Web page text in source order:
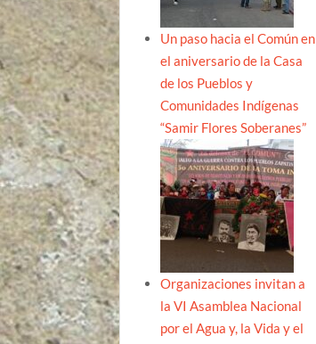
Un paso hacia el Común en
el aniversario de la Casa
de los Pueblos y
Comunidades Indígenas
“Samir Flores Soberanes”
Organizaciones invitan a
la VI Asamblea Nacional
por el Agua y, la Vida y el